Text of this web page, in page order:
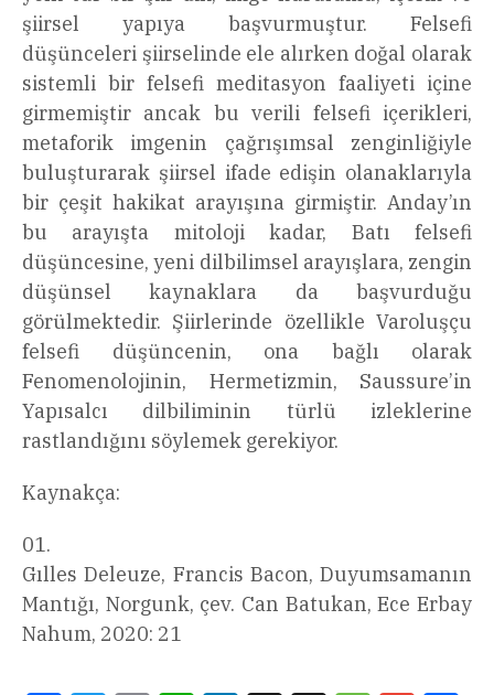
şiirsel yapıya başvurmuştur. Felsefi
düşünceleri şiirselinde ele alırken doğal olarak
sistemli bir felsefi meditasyon faaliyeti içine
girmemiştir ancak bu verili felsefi içerikleri,
metaforik imgenin çağrışımsal zenginliğiyle
buluşturarak şiirsel ifade edişin olanaklarıyla
bir çeşit hakikat arayışına girmiştir. Anday’ın
bu arayışta mitoloji kadar, Batı felsefi
düşüncesine, yeni dilbilimsel arayışlara, zengin
düşünsel kaynaklara da başvurduğu
görülmektedir. Şiirlerinde özellikle Varoluşçu
felsefi düşüncenin, ona bağlı olarak
Fenomenolojinin, Hermetizmin, Saussure’in
Yapısalcı dilbiliminin türlü izleklerine
rastlandığını söylemek gerekiyor.
Kaynakça:
Gılles Deleuze, Francis Bacon, Duyumsamanın
Mantığı, Norgunk, çev. Can Batukan, Ece Erbay
Nahum, 2020: 21